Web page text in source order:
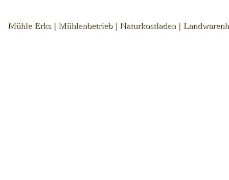
Mühle Erks | Mühlenbetrieb | Naturkostladen |